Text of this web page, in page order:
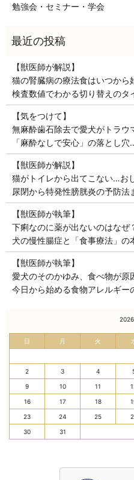
勉強会・セミナー・学会
【獣医師が解説】
猫の腎臓病の療法食はいつから
検査数値でわかる切り替えのタ
【気をつけて】
無麻酔歯石除去で愛犬がトラウ
「麻酔なしで安心」の落とし穴
【獣医師が解説】
猫がトイレから出てこない…お
尿閉から特発性膀胱炎の予防法
【獣医師が執筆】
下痢なのに薬が出ないのはなぜ
犬の慢性腸症と「食事療法」の
【獣医師が執筆】
愛犬のそのかゆみ、食べ物が原
今日から始める食物アレルギー
日 月 火
2 3 4
9 10 11
16 17 18
23 24 25
30 31